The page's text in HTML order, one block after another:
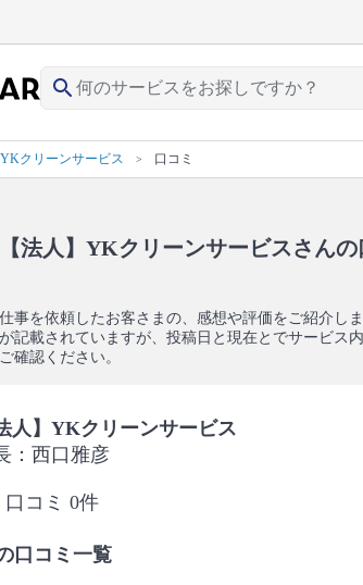
search
YKクリーンサービス 口コミ
【法人】YKクリーンサービスさんの
事を依頼したお客さまの、感想や評価をご紹介しま
記載されていますが、投稿日と現在とでサービス
確認ください。
人】YKクリーンサービス
：西口雅彦
口コミ 0件
口コミ一覧